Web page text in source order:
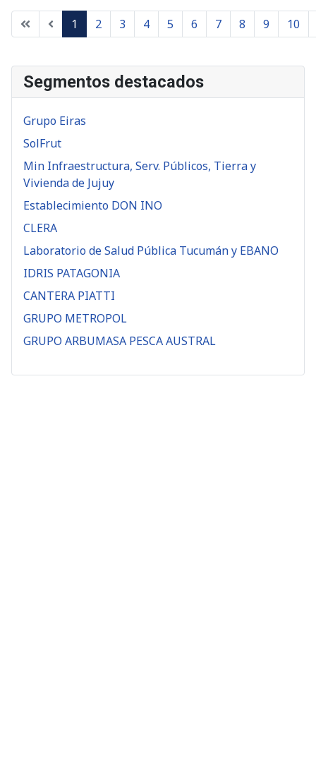
Página 1 de 11
1 2 3 4 5 6 7 8 9 10
Segmentos destacados
Grupo Eiras
SolFrut
Min Infraestructura, Serv. Públicos, Tierra y
Vivienda de Jujuy
Establecimiento DON INO
CLERA
Laboratorio de Salud Pública Tucumán y EBANO
IDRIS PATAGONIA
CANTERA PIATTI
GRUPO METROPOL
GRUPO ARBUMASA PESCA AUSTRAL